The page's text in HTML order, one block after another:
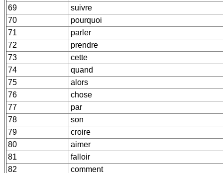
69
suivre
70
pourquoi
71
parler
72
prendre
73
cette
74
quand
75
alors
76
chose
77
par
78
son
79
croire
80
aimer
81
falloir
82
comment